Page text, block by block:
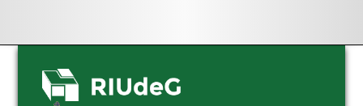
Skip
navigation